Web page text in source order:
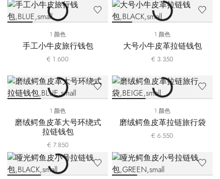
1 颜色
手工小牛皮旅行钱包
€ 1.600
1 颜色
大号小牛皮革拉链钱包
€ 3.350
1 颜色
磨绒鳄鱼皮革大号环绕式
拉链钱包
€ 7.850
1 颜色
磨绒鳄鱼皮革拉链旅行袋
€ 6.550